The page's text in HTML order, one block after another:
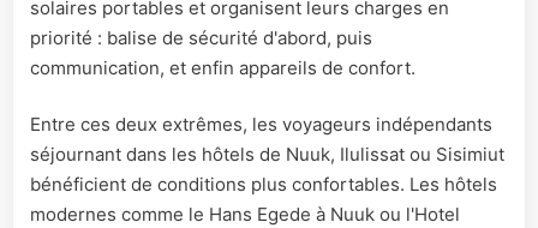
solaires portables et organisent leurs charges en
priorité : balise de sécurité d'abord, puis
communication, et enfin appareils de confort.
Entre ces deux extrêmes, les voyageurs indépendants
séjournant dans les hôtels de Nuuk, Ilulissat ou Sisimiut
bénéficient de conditions plus confortables. Les hôtels
modernes comme le Hans Egede à Nuuk ou l'Hotel